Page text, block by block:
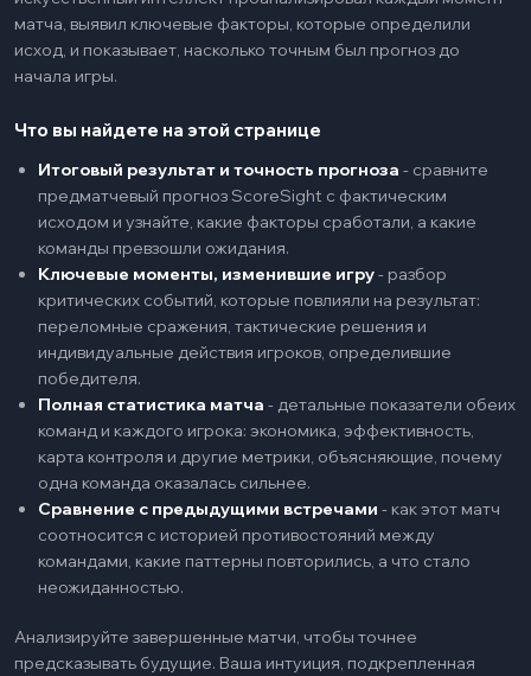
матча, выявил ключевые факторы, которые определили
исход, и показывает, насколько точным был прогноз до
начала игры.
Что вы найдете на этой странице
Итоговый результат и точность прогноза - сравните
предматчевый прогноз ScoreSight с фактическим
исходом и узнайте, какие факторы сработали, а какие
команды превзошли ожидания.
Ключевые моменты, изменившие игру- разбор
критических событий, которые повлияли на результат:
переломные сражения, тактические решения и
индивидуальные действия игроков, определившие
победителя.
Полная статистика матча - детальные показатели обеих
команд и каждого игрока: экономика, эффективность,
карта контроля и другие метрики, объясняющие, почему
одна команда оказалась сильнее.
Сравнение с предыдущими встречами - как этот матч
соотносится с историей противостояний между
командами, какие паттерны повторились, а что стало
неожиданностью.
Анализируйте завершенные матчи, чтобы точнее
предсказывать будущие. Ваша интуиция, подкрепленная